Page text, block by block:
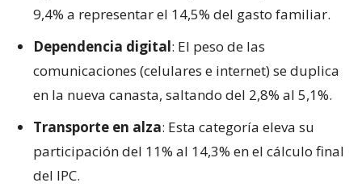
9,4% a representar el 14,5% del gasto familiar.
Dependencia digital: El peso de las
comunicaciones (celulares e internet) se duplica
en la nueva canasta, saltando del 2,8% al 5,1%.
Transporte en alza: Esta categoría eleva su
participación del 11% al 14,3% en el cálculo final
del IPC.